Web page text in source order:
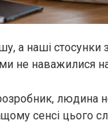
а наші стосунки
не наважилися
людина
сенсі цього